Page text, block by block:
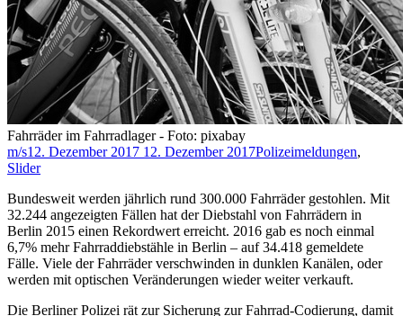
Fahrräder im Fahrradlager - Foto: pixabay
m/s12. Dezember 2017 12. Dezember 2017Polizeimeldungen,
Slider
Bundesweit werden jährlich rund 300.000 Fahrräder gestohlen. Mit
32.244 angezeigten Fällen hat der Diebstahl von Fahrrädern in
Berlin 2015 einen Rekordwert erreicht. 2016 gab es noch einmal
6,7% mehr Fahrraddiebstähle in Berlin – auf 34.418 gemeldete
Fälle. Viele der Fahrräder verschwinden in dunklen Kanälen, oder
werden mit optischen Veränderungen wieder weiter verkauft.
Die Berliner Polizei rät zur Sicherung zur Fahrrad-Codierung, damit